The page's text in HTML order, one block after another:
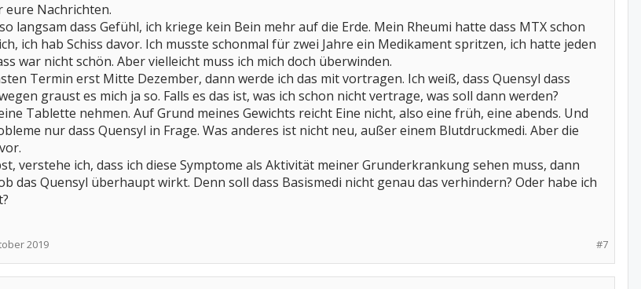
eure Nachrichten.
langsam dass Gefühl, ich kriege kein Bein mehr auf die Erde. Mein Rheumi hatte dass MTX schon
ich hab Schiss davor. Ich musste schonmal für zwei Jahre ein Medikament spritzen, ich hatte jeden
war nicht schön. Aber vielleicht muss ich mich doch überwinden.
Termin erst Mitte Dezember, dann werde ich das mit vortragen. Ich weiß, dass Quensyl dass
graust es mich ja so. Falls es das ist, was ich schon nicht vertrage, was soll dann werden?
Tablette nehmen. Auf Grund meines Gewichts reicht Eine nicht, also eine früh, eine abends. Und
nur dass Quensyl in Frage. Was anderes ist nicht neu, außer einem Blutdruckmedi. Aber die
verstehe ich, dass ich diese Symptome als Aktivität meiner Grunderkrankung sehen muss, dann
das Quensyl überhaupt wirkt. Denn soll dass Basismedi nicht genau das verhindern? Oder habe ich
#7
2019